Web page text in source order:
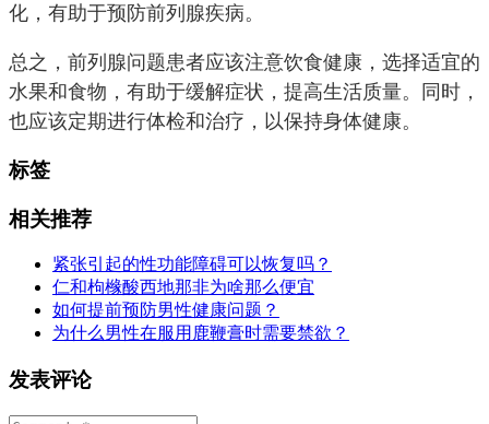
化，有助于预防前列腺疾病。
总之，前列腺问题患者应该注意饮食健康，选择适宜的
水果和食物，有助于缓解症状，提高生活质量。同时，
也应该定期进行体检和治疗，以保持身体健康。
标签
相关推荐
紧张引起的性功能障碍可以恢复吗？
仁和枸橼酸西地那非为啥那么便宜
如何提前预防男性健康问题？
为什么男性在服用鹿鞭膏时需要禁欲？
发表评论